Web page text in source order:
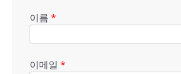
이름 *
이메일 *